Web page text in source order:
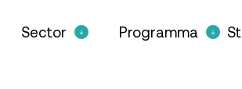
Sector Programma